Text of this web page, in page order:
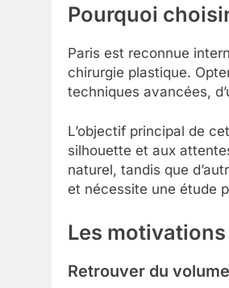
Pourquoi
Paris est reconnue
chirurgie plastique.
techniques avancées,
L’objectif principal de
silhouette et aux
naturel, tandis que
et nécessite une étude
Les
Retrouver du volume